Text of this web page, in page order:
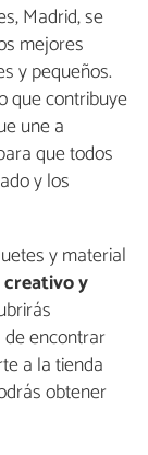
Madrid, se
mejores
y pequeños.
que contribuye
une a
que todos
y los
y material
y
encontrar
a la tienda
obtener